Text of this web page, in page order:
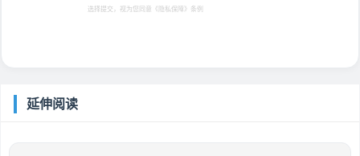
选择提交，视为您同意 《隐私保障》 条例
延伸阅读